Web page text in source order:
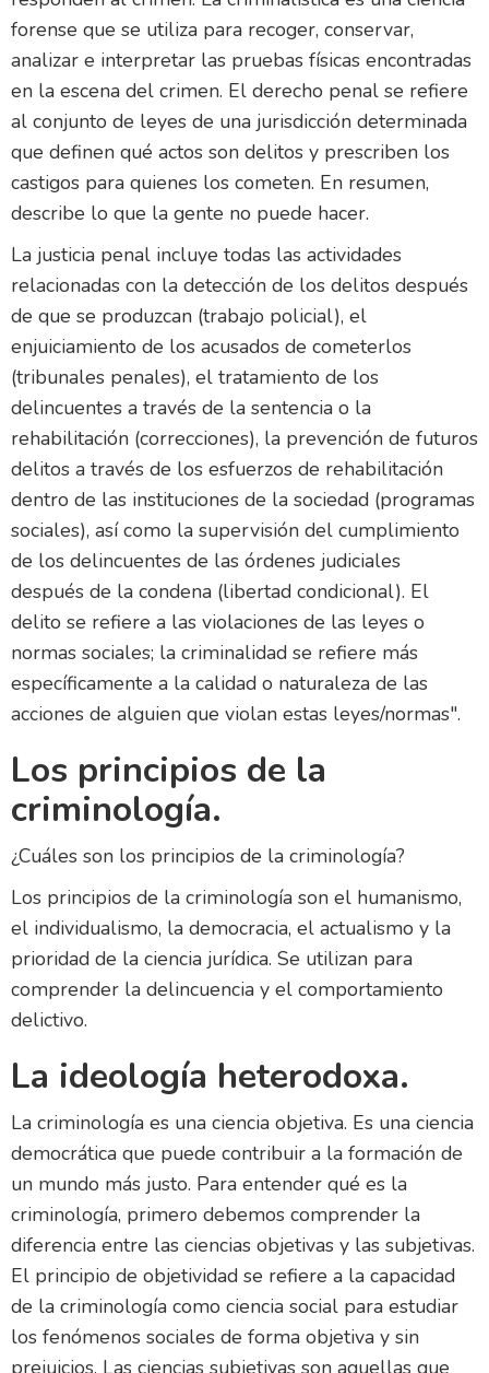
forense que se utiliza para recoger, conservar,
analizar e interpretar las pruebas físicas encontradas
en la escena del crimen. El derecho penal se refiere
al conjunto de leyes de una jurisdicción determinada
que definen qué actos son delitos y prescriben los
castigos para quienes los cometen. En resumen,
describe lo que la gente no puede hacer.
La justicia penal incluye todas las actividades
relacionadas con la detección de los delitos después
de que se produzcan (trabajo policial), el
enjuiciamiento de los acusados de cometerlos
(tribunales penales), el tratamiento de los
delincuentes a través de la sentencia o la
rehabilitación (correcciones), la prevención de futuros
delitos a través de los esfuerzos de rehabilitación
dentro de las instituciones de la sociedad (programas
sociales), así como la supervisión del cumplimiento
de los delincuentes de las órdenes judiciales
después de la condena (libertad condicional). El
delito se refiere a las violaciones de las leyes o
normas sociales; la criminalidad se refiere más
específicamente a la calidad o naturaleza de las
acciones de alguien que violan estas leyes/normas".
Los principios de la
criminología.
¿Cuáles son los principios de la criminología?
Los principios de la criminología son el humanismo,
el individualismo, la democracia, el actualismo y la
prioridad de la ciencia jurídica. Se utilizan para
comprender la delincuencia y el comportamiento
delictivo.
La ideología heterodoxa.
La criminología es una ciencia objetiva. Es una ciencia
democrática que puede contribuir a la formación de
un mundo más justo. Para entender qué es la
criminología, primero debemos comprender la
diferencia entre las ciencias objetivas y las subjetivas.
El principio de objetividad se refiere a la capacidad
de la criminología como ciencia social para estudiar
los fenómenos sociales de forma objetiva y sin
prejuicios. Las ciencias subjetivas son aquellas que